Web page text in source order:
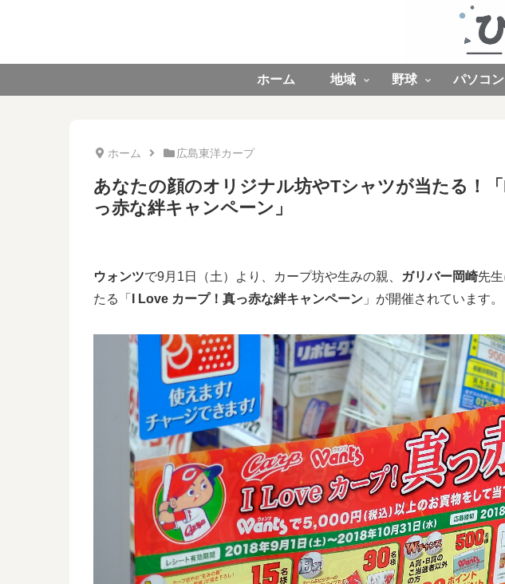
ホーム 地域 野球 パソコン
ホーム 広島東洋カープ
あなたの顔のオリジナル坊やTシャツが当たる！
っ赤な絆キャンペーン」
ウォンツで9月1日（土）より、カープ坊や生みの親、 ガリバー岡崎先
たる「
I Love カープ！真っ赤な絆キャンペーン 」が開催されています。